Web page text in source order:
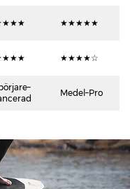
★★★★★
★★★★☆
Medel–Pro